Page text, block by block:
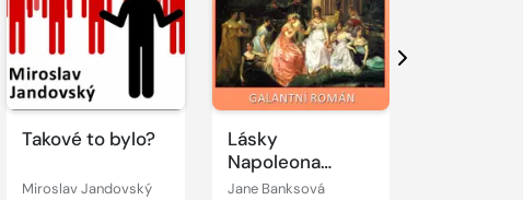
Takové to bylo?
Miroslav Jandovský
Lásky
Napoleona
Bonaparta
Jane Banksová
Další